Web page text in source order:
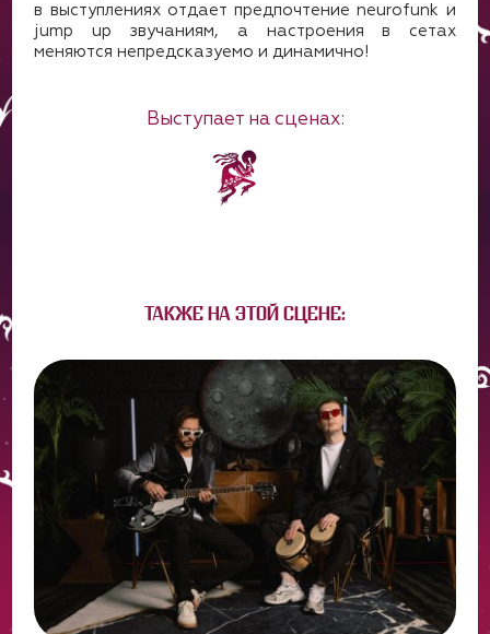
в выступлениях отдает предпочтение neurofunk и
jump up звучаниям, а настроения в сетах
меняются непредсказуемо и динамично!
Выступает на сценах:
ТАКЖЕ НА ЭТОЙ СЦЕНЕ: